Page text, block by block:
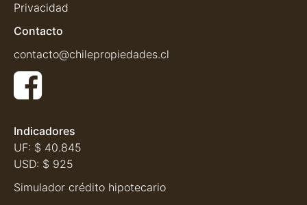
Privacidad
Contacto
contacto@chilepropiedades.cl
Indicadores
UF: $ 40.845
USD: $ 925
Simulador crédito hipotecario